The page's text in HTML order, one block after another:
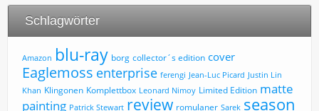
Schlagwörter
Amazon blu-ray borg collector´s edition cover
Eaglemoss enterprise ferengi Jean-Luc Picard Justin Lin
Khan Klingonen Komplettbox Leonard Nimoy Limited Edition matte
painting Patrick Stewart review romulaner Sarek season